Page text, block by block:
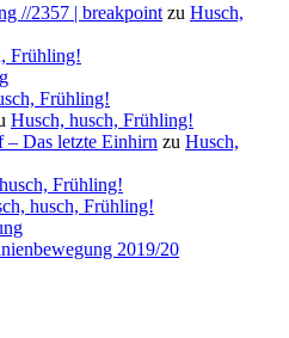
//2357 | breakpoint zu Husch,
Frühling!
Frühling!
Husch, husch, Frühling!
Das letzte Einhirn zu Husch,
Frühling!
husch, Frühling!
2019/20